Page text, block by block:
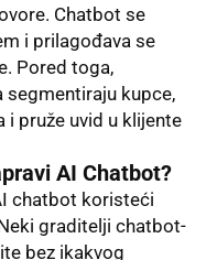
Chatbot se
i prilagođava se
Pored toga,
segmentiraju kupce,
i pruže uvid u klijente
AI Chatbot?
chatbot koristeći
graditelјi chatbot-
bez ikakvog